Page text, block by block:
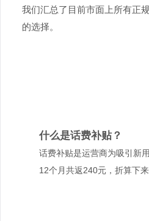
我们汇总了目前市面上所有正
的选择。
什么是话费补贴？
话费补贴是运营商为吸引新
12个月共返240元，折算下